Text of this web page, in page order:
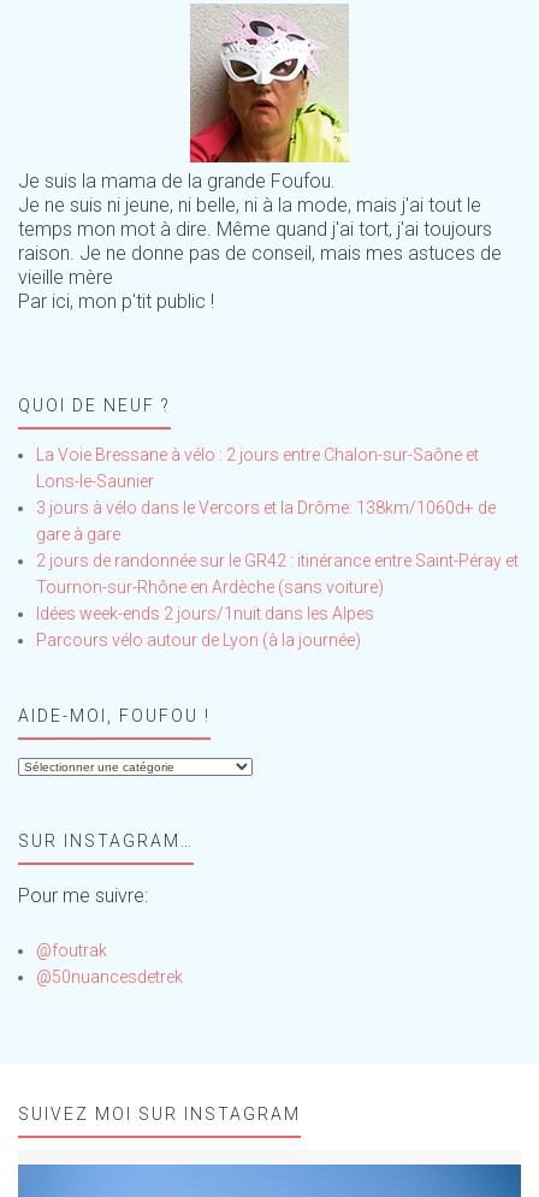
Je suis la mama de la grande Foufou.
Je ne suis ni jeune, ni belle, ni à la mode, mais j'ai tout le
temps mon mot à dire. Même quand j'ai tort, j'ai toujours
raison. Je ne donne pas de conseil, mais mes astuces de
vieille mère
Par ici, mon p'tit public !
QUOI DE NEUF ?
La Voie Bressane à vélo : 2 jours entre Chalon-sur-Saône et
Lons-le-Saunier
3 jours à vélo dans le Vercors et la Drôme: 138km/1060d+ de
gare à gare
2 jours de randonnée sur le GR42 : itinérance entre Saint-Péray et
Tournon-sur-Rhône en Ardèche (sans voiture)
Idées week-ends 2 jours/1nuit dans les Alpes
Parcours vélo autour de Lyon (à la journée)
AIDE-MOI, FOUFOU !
Aide-
!SUR INSTAGRAM…
Pour me suivre:
@foutrak
@50nuancesdetrek
SUIVEZ MOI SUR INSTAGRAM